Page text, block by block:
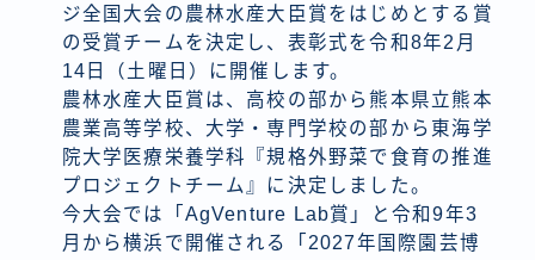
ジ全国大会の農林水産大臣賞をはじめとする賞
の受賞チームを決定し、表彰式を令和8年2月
14日（土曜日）に開催します。
農林水産大臣賞は、高校の部から熊本県立熊本
農業高等学校、大学・専門学校の部から東海学
院大学医療栄養学科『規格外野菜で食育の推進
プロジェクトチーム』に決定しました。
今大会では「AgVenture Lab賞」と令和9年3
月から横浜で開催される「2027年国際園芸博